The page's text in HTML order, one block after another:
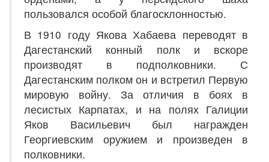
пользовался особой благосклонностью.
В 1910 году Якова Хабаева переводят в
Дагестанский конный полк и вскоре
производят в подполковники. С
Дагестанским полком он и встретил Первую
мировую войну. За отличия в боях в
лесистых Карпатах, и на полях Галиции
Яков Васильевич был награжден
Георгиевским оружием и произведен в
полковники.